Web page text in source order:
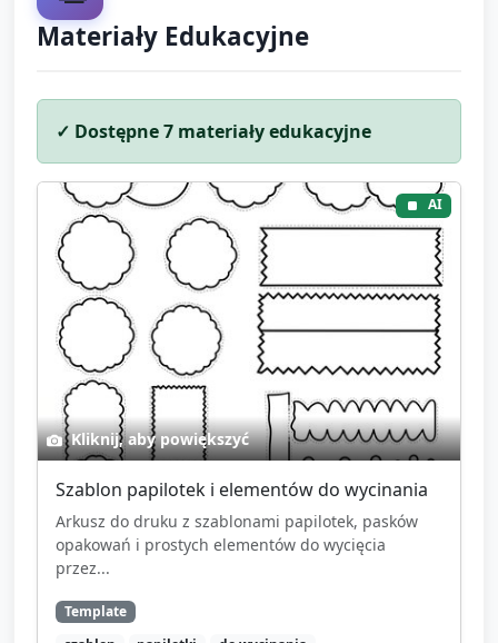
Materiały Edukacyjne
✓ Dostępne7 materiały edukacyjne
AI
Kliknij, aby powiększyć
Szablon papilotek i elementów do wycinania
Arkusz do druku z szablonami papilotek, pasków
opakowań i prostych elementów do wycięcia
przez...
Template